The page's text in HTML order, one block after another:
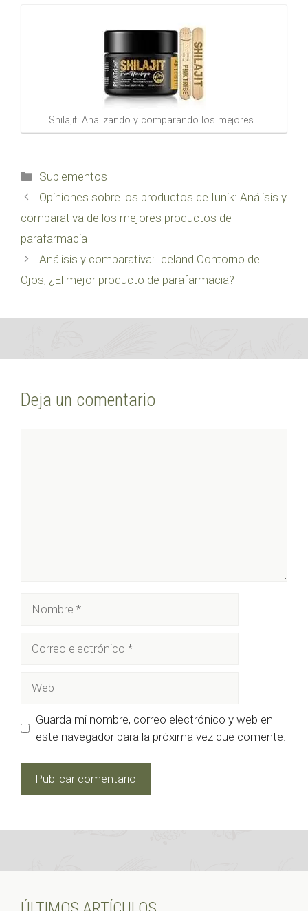
Shilajit: Analizando y comparando los mejores…
Categorías
Suplementos
Opiniones sobre los productos de Iunik: Análisis y
comparativa de los mejores productos de
parafarmacia
Análisis y comparativa: Iceland Contorno de
Ojos, ¿El mejor producto de parafarmacia?
Deja un comentario
electrónico
Guarda mi nombre, correo electrónico y web en
este navegador para la próxima vez que comente.